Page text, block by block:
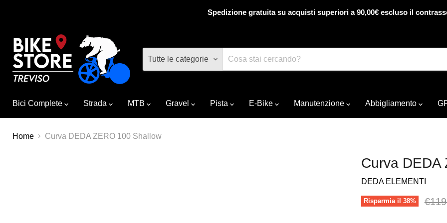
Spedizione gratuita su acquisti superiori a 90,00€ escluso il
Tutte le categorie
Bici Complete
Strada MTB Gravel Pista E-Bike Manutenzione Abbigliamento
Home Curva DEDA ZERO 100 Shallow
Curva DEDA
DEDA ELEMENTI
Risparmia il 38%